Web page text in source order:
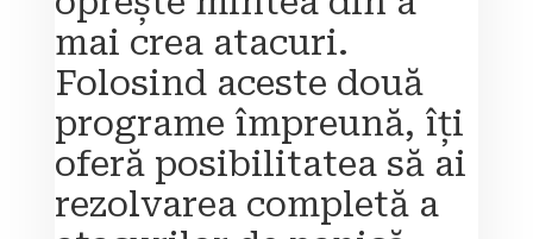
mai crea atacuri.
Folosind aceste două
programe împreună, îți
oferă posibilitatea să ai
rezolvarea completă a